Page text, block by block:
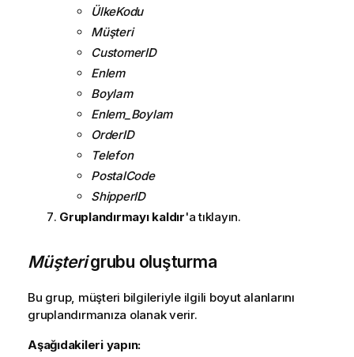
ÜlkeKodu
Müşteri
CustomerID
Enlem
Boylam
Enlem_Boylam
OrderID
Telefon
PostalCode
ShipperID
Gruplandırmayı kaldır'a tıklayın.
Müşterigrubu oluşturma
Bu grup, müşteri bilgileriyle ilgili boyut alanlarını
gruplandırmanıza olanak verir.
Aşağıdakileri yapın: